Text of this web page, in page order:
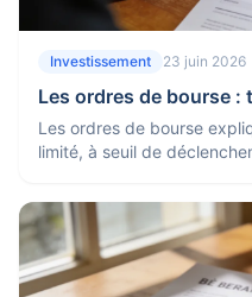
Investissement 23 juin 2026
Les ordres de bourse
Les ordres de bourse
limité, à seuil de